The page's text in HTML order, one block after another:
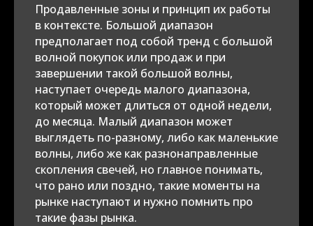
Продавленные зоны и принцип их работы
в контексте. Большой диапазон
предполагает под собой тренд с большой
волной покупок или продаж и при
завершении такой большой волны,
наступает очередь малого диапазона,
который может длиться от одной недели,
до месяца. Малый диапазон может
выглядеть по-разному, либо как маленькие
волны, либо же как разнонаправленные
скопления свечей, но главное понимать,
что рано или поздно, такие моменты на
рынке наступают и нужно помнить про
такие фазы рынка.